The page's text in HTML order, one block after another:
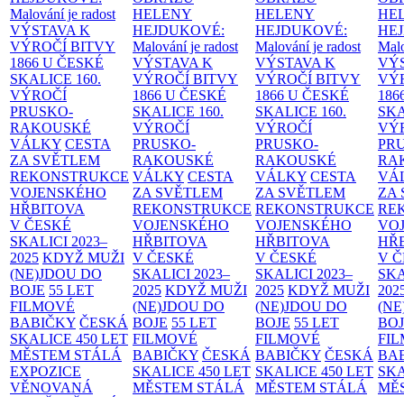
Malování je radost
VÝSTAVA K
VÝROČÍ BITVY
1866 U ČESKÉ
SKALICE 160.
VÝROČÍ
PRUSKO-
RAKOUSKÉ
VÁLKY CESTA
ZA SVĚTLEM
REKONSTRUKCE
VOJENSKÉHO
HŘBITOVA
V ČESKÉ
SKALICI 2023–
2025 KDYŽ MUŽI
(NE)JDOU DO
BOJE 55 LET
FILMOVÉ
BABIČKY ČESKÁ
SKALICE 450 LET
MĚSTEM STÁLÁ
EXPOZICE
VĚNOVANÁ
HELENY
HEJDUKOVÉ:
Malování je radost
VÝSTAVA K
VÝROČÍ BITVY
1866 U ČESKÉ
SKALICE 160.
VÝROČÍ
PRUSKO-
RAKOUSKÉ
VÁLKY CESTA
ZA SVĚTLEM
REKONSTRUKCE
VOJENSKÉHO
HŘBITOVA
V ČESKÉ
SKALICI 2023–
2025 KDYŽ MUŽI
(NE)JDOU DO
BOJE 55 LET
FILMOVÉ
BABIČKY ČESKÁ
SKALICE 450 LET
MĚSTEM STÁLÁ
HELENY
HEJDUKOVÉ:
Malování je radost
VÝSTAVA K
VÝROČÍ BITVY
1866 U ČESKÉ
SKALICE 160.
VÝROČÍ
PRUSKO-
RAKOUSKÉ
VÁLKY CESTA
ZA SVĚTLEM
REKONSTRUKCE
VOJENSKÉHO
HŘBITOVA
V ČESKÉ
SKALICI 2023–
2025 KDYŽ MUŽI
(NE)JDOU DO
BOJE 55 LET
FILMOVÉ
BABIČKY ČESKÁ
SKALICE 450 LET
MĚSTEM STÁLÁ
ZA
V